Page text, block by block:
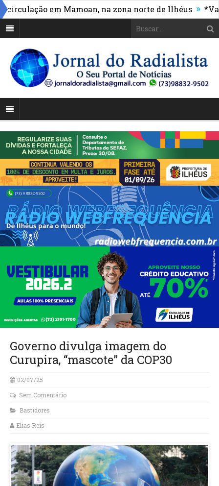
em Mamoan, na zona norte de Ilhéus » *Vasco
Governo divulga imagem do
Curupira, “mascote” da COP30
02/07/25
Sem Comentário
Bastidores
Elias Reis